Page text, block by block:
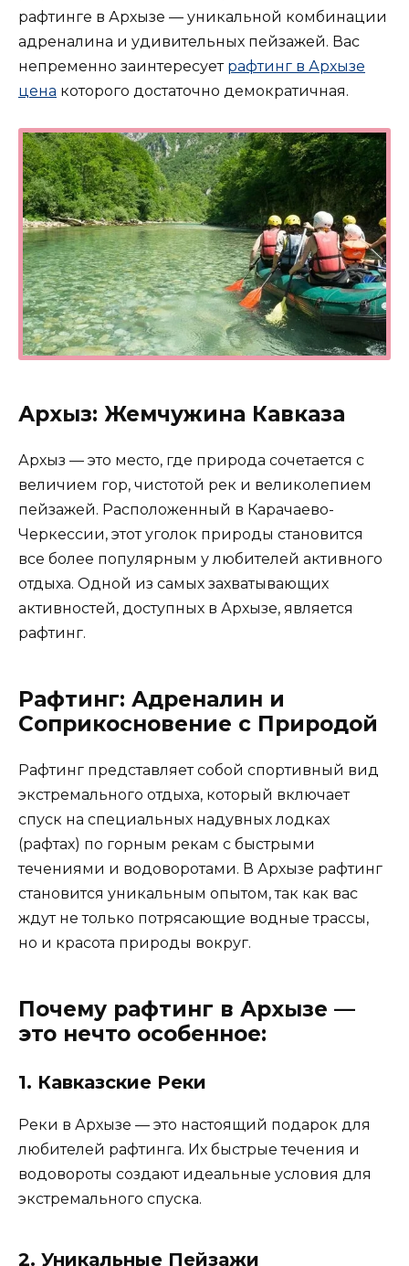
рафтинге в Архызе — уникальной комбинации
адреналина и удивительных пейзажей. Вас
непременно заинтересует рафтинг в Архызе
цена которого достаточно демократичная.
Архыз: Жемчужина Кавказа
Архыз — это место, где природа сочетается с
величием гор, чистотой рек и великолепием
пейзажей. Расположенный в Карачаево-
Черкессии, этот уголок природы становится
все более популярным у любителей активного
отдыха. Одной из самых захватывающих
активностей, доступных в Архызе, является
рафтинг.
Рафтинг: Адреналин и
Соприкосновение с Природой
Рафтинг представляет собой спортивный вид
экстремального отдыха, который включает
спуск на специальных надувных лодках
(рафтах) по горным рекам с быстрыми
течениями и водоворотами. В Архызе рафтинг
становится уникальным опытом, так как вас
ждут не только потрясающие водные трассы,
но и красота природы вокруг.
Почему рафтинг в Архызе —
это нечто особенное:
1. Кавказские Реки
Реки в Архызе — это настоящий подарок для
любителей рафтинга. Их быстрые течения и
водовороты создают идеальные условия для
экстремального спуска.
2. Уникальные Пейзажи